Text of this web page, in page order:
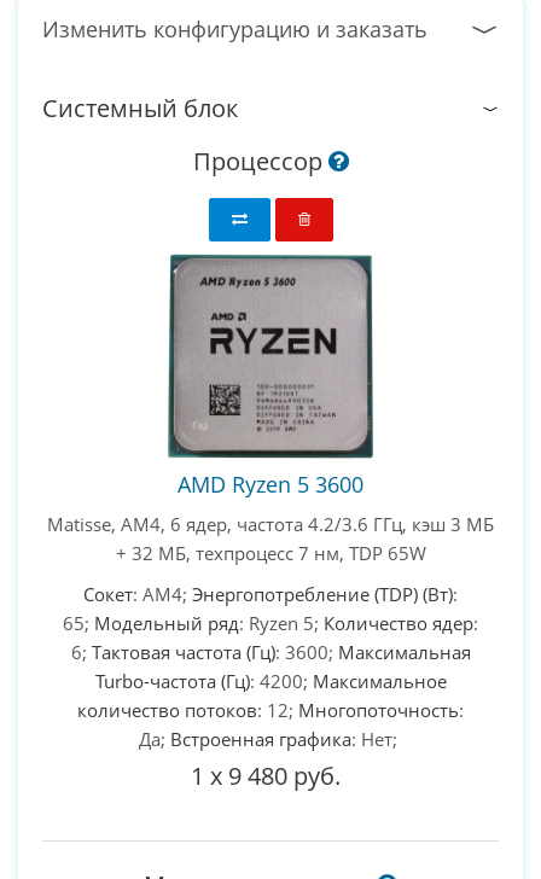
Изменить конфигурацию и заказать
Системный блок
Процессор
AMD Ryzen 5 3600
Matisse, AM4, 6 ядер, частота 4.2/3.6 ГГц, кэш 3 МБ
+ 32 МБ, техпроцесс 7 нм, TDP 65W
Сокет: AM4; Энергопотребление (TDP) (Вт):
65; Модельный ряд: Ryzen 5; Количество ядер:
6; Тактовая частота (Гц): 3600; Максимальная
Turbo-частота (Гц): 4200; Максимальное
количество потоков: 12; Многопоточность:
Да; Встроенная графика: Нет;
1 x 9 480 руб.